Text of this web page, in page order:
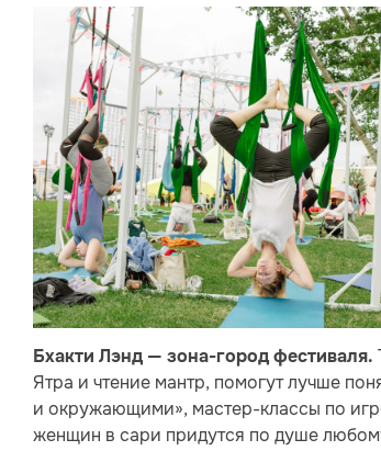
Бхакти Лэнд — зона-город фестиваля.
Ятра и чтение мантр, помогут лучше
и окружающими», мастер-классы по
женщин в сари придутся по душе